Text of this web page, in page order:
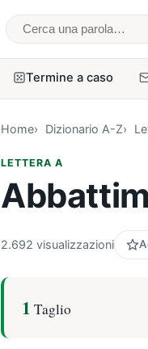
Cerca una parola
Termine a caso
Home Dizionario A-Z
LETTERA A
2.692 visualizzazioni
1 Taglio